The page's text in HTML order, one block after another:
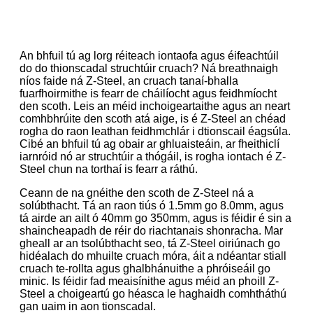
An bhfuil tú ag lorg réiteach iontaofa agus éifeachtúil
do do thionscadal struchtúir cruach? Ná breathnaigh
níos faide ná Z-Steel, an cruach tanaí-bhalla
fuarfhoirmithe is fearr de cháilíocht agus feidhmíocht
den scoth. Leis an méid inchoigeartaithe agus an neart
comhbhrúite den scoth atá aige, is é Z-Steel an chéad
rogha do raon leathan feidhmchlár i dtionscail éagsúla.
Cibé an bhfuil tú ag obair ar ghluaisteáin, ar fheithiclí
iarnróid nó ar struchtúir a thógáil, is rogha iontach é Z-
Steel chun na torthaí is fearr a ráthú.
Ceann de na gnéithe den scoth de Z-Steel ná a
solúbthacht. Tá an raon tiús ó 1.5mm go 8.0mm, agus
tá airde an ailt ó 40mm go 350mm, agus is féidir é sin a
shaincheapadh de réir do riachtanais shonracha. Mar
gheall ar an tsolúbthacht seo, tá Z-Steel oiriúnach go
hidéalach do mhuilte cruach móra, áit a ndéantar stiall
cruach te-rollta agus ghalbhánuithe a phróiseáil go
minic. Is féidir fad meaisínithe agus méid an phoill Z-
Steel a choigeartú go héasca le haghaidh comhtháthú
gan uaim in aon tionscadal.